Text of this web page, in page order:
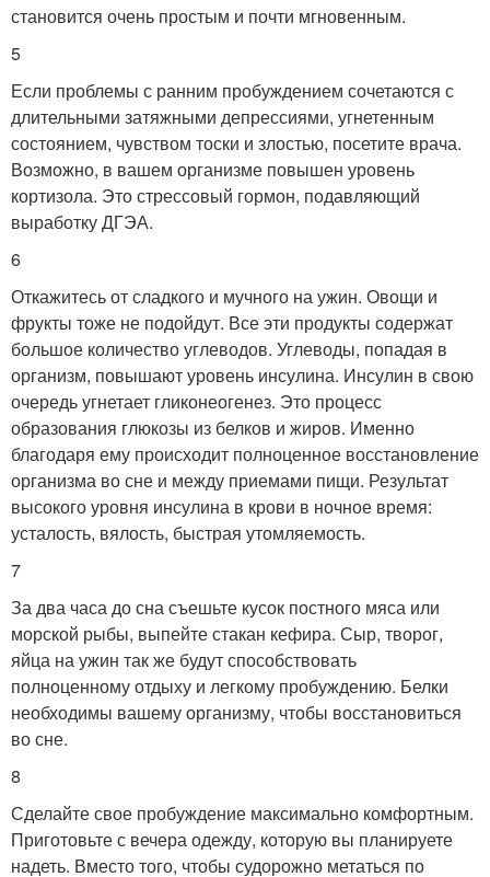
становится очень простым и почти мгновенным.
5
Если проблемы с ранним пробуждением сочетаются с
длительными затяжными депрессиями, угнетенным
состоянием, чувством тоски и злостью, посетите врача.
Возможно, в вашем организме повышен уровень
кортизола. Это стрессовый гормон, подавляющий
выработку ДГЭА.
6
Откажитесь от сладкого и мучного на ужин. Овощи и
фрукты тоже не подойдут. Все эти продукты содержат
большое количество углеводов. Углеводы, попадая в
организм, повышают уровень инсулина. Инсулин в свою
очередь угнетает гликонеогенез. Это процесс
образования глюкозы из белков и жиров. Именно
благодаря ему происходит полноценное восстановление
организма во сне и между приемами пищи. Результат
высокого уровня инсулина в крови в ночное время:
усталость, вялость, быстрая утомляемость.
7
За два часа до сна съешьте кусок постного мяса или
морской рыбы, выпейте стакан кефира. Сыр, творог,
яйца на ужин так же будут способствовать
полноценному отдыху и легкому пробуждению. Белки
необходимы вашему организму, чтобы восстановиться
во сне.
8
Сделайте свое пробуждение максимально комфортным.
Приготовьте с вечера одежду, которую вы планируете
надеть. Вместо того, чтобы судорожно метаться по